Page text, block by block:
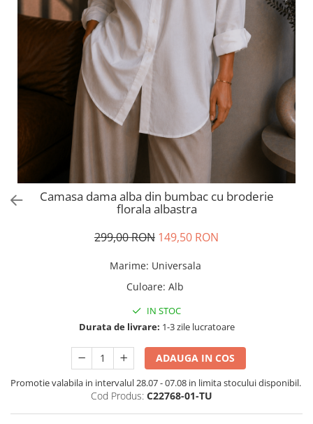
Tricouri si topuri
Rochii de eveniment
Camasa dama alba din bumbac cu broderie
florala albastra
299,00 RON 149,50 RON
Marime: Universala
Culoare: Alb
IN STOC
Durata de livrare: 1-3 zile lucratoare
ADAUGA IN COS
Promotie valabila in intervalul 28.07 - 07.08 in limita stocului disponibil.
Cod Produs: C22768-01-TU